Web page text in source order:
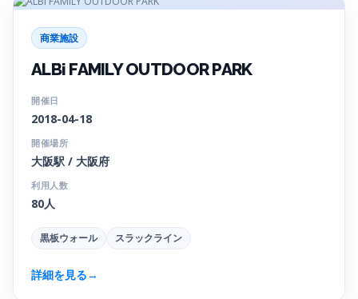
商業施設
ALBi FAMILY OUTDOOR PARK
開催日
2018-04-18
開催場所
大阪駅 / 大阪府
利用人数
80人
黒板ウォール スラックライン
詳細を見る→